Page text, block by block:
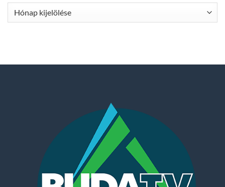
Archívum